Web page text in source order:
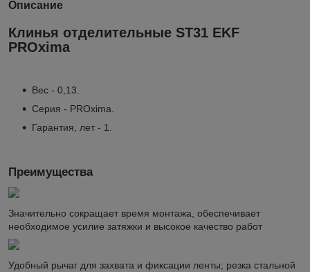
Описание
Клинья отделительные ST31 EKF
PROxima
Вес - 0,13.
Серия - PROxima.
Гарантия, лет - 1.
Преимущества
Значительно сокращает время монтажа, обеспечивает
необходимое усилие затяжки и высокое качество работ
Удобный рычаг для захвата и фиксации ленты; резка стальной